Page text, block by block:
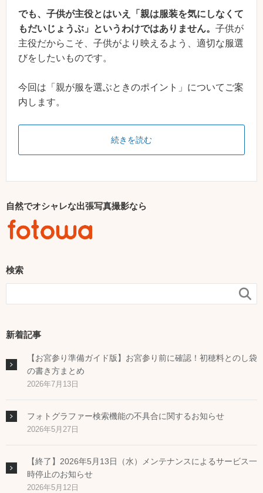
でも、子供が主役とはいえ「親は服装を気にしなくて
もだいじょうぶ」というわけではありません。 子供が
主役だからこそ、子供がより映えるよう、適切な服選
びをしたいものです。
今回は「親が服を選ぶときのポイント」についてご案
内します。
続きを読む
自然でオシャレな出張写真撮影なら
検索

新着記事
【お宮参り準備ガイド版】お宮参り前に確認！初穂料とのし袋
の書き方まとめ
2026年7月13日
フォトグラファー検索機能の不具合に関するお知らせ
2026年5月27日
【終了】2026年5月13日（水）メンテナンスによるサービス一
時停止のお知らせ
2026年5月12日